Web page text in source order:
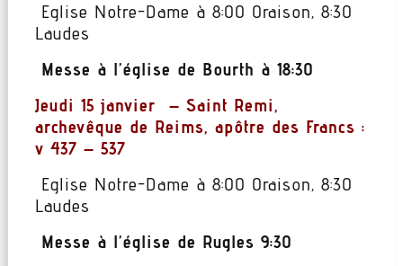
Eglise Notre-Dame à 8:00 Oraison, 8:30
Laudes
Messe à l’église de Bourth à 18:30
Jeudi 15 janvier – Saint Remi,
archevêque de Reims, apôtre des Francs :
v 437 – 537
Eglise Notre-Dame à 8:00 Oraison, 8:30
Laudes
Messe à l’église de Rugles 9:30